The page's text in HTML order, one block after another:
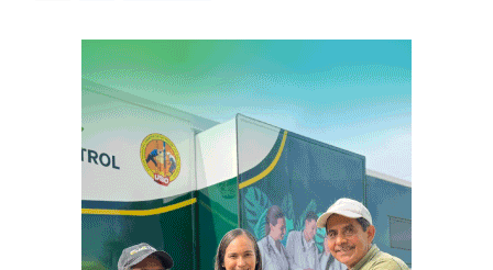
entradas